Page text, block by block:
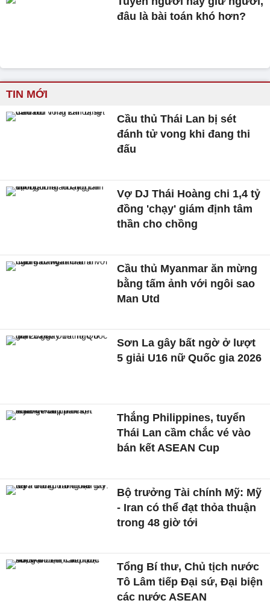
đâu là bài toán khó hơn?
TIN MỚI
Cầu thủ Thái Lan bị sét
đánh tử vong khi đang thi
đấu
Vợ DJ Thái Hoàng chi 1,4 tỷ
đồng 'chạy' giám định tâm
thần cho chồng
Cầu thủ Myanmar ăn mừng
bằng tấm ảnh với ngôi sao
Man Utd
Sơn La gây bất ngờ ở lượt
5 giải U16 nữ Quốc gia 2026
Thắng Philippines, tuyển
Thái Lan cầm chắc vé vào
bán kết ASEAN Cup
Bộ trưởng Tài chính Mỹ: Mỹ
- Iran có thể đạt thỏa thuận
trong 48 giờ tới
Tổng Bí thư, Chủ tịch nước
Tô Lâm tiếp Đại sứ, Đại biện
các nước ASEAN